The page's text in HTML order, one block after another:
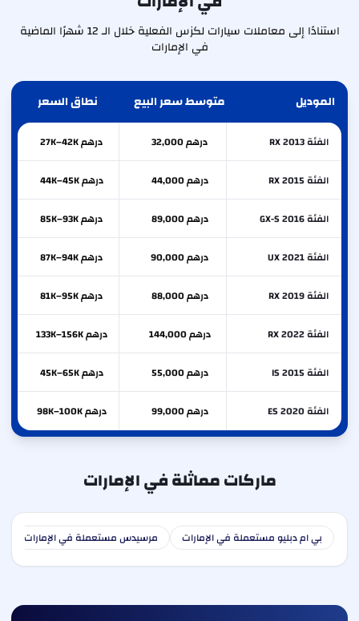
سيارات لكزس RX350h جديدة ابتداءً من
استنادًا إلى معاملات سيارات لكزس الفعلية خلال الـ 12 شهرًا الماضية
في الإمارات
الموديل متوسط سعر البيع نطاق السعر
الفئة RX 2013 درهم 32,000 درهم 27K–42K
الفئة RX 2015 درهم 44,000 درهم 44K–45K
الفئة GX-S 2016 درهم 89,000 درهم 85K–93K
الفئة UX 2021 درهم 90,000 درهم 87K–94K
الفئة RX 2019 درهم 88,000 درهم 81K–95K
الفئة RX 2022 درهم 144,000 درهم 133K–156K
الفئة IS 2015 درهم 55,000 درهم 45K–65K
الفئة ES 2020 درهم 99,000 درهم 98K–100K
ماركات مماثلة في الإمارات
بي ام دبليو مستعملة في الإمارات مرسيدس مستعملة في الإمارات